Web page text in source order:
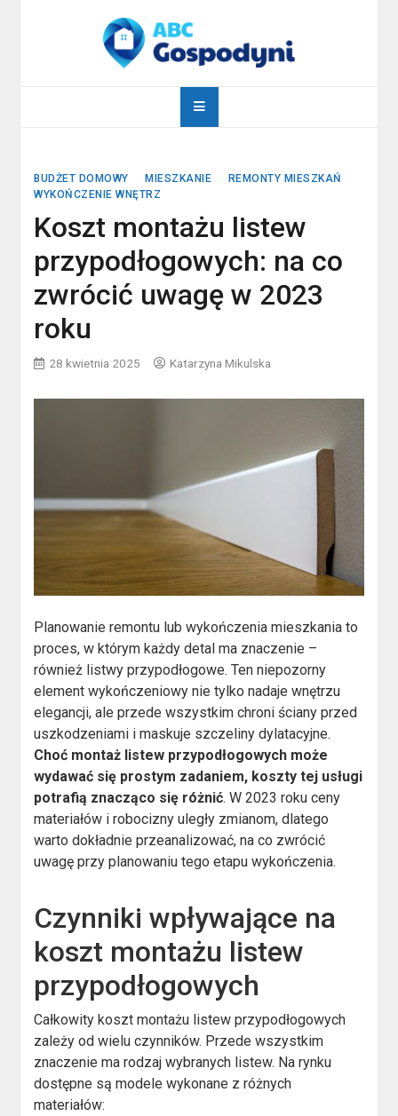
abcgospodyni.pl
BUDŻET DOMOWY MIESZKANIE
REMONTY MIESZKAŃ
WYKOŃCZENIE WNĘTRZ
Koszt montażu listew
przypodłogowych: na co
zwrócić uwagę w 2023
roku
28 kwietnia 2025 Katarzyna Mikulska
Planowanie remontu lub wykończenia mieszkania to
proces, w którym każdy detal ma znaczenie –
również listwy przypodłogowe. Ten niepozorny
element wykończeniowy nie tylko nadaje wnętrzu
elegancji, ale przede wszystkim chroni ściany przed
uszkodzeniami i maskuje szczeliny dylatacyjne.
Choć montaż listew przypodłogowych może
wydawać się prostym zadaniem, koszty tej usługi
potrafią znacząco się różnić. W 2023 roku ceny
materiałów i robocizny uległy zmianom, dlatego
warto dokładnie przeanalizować, na co zwrócić
uwagę przy planowaniu tego etapu wykończenia.
Czynniki wpływające na
koszt montażu listew
przypodłogowych
Całkowity koszt montażu listew przypodłogowych
zależy od wielu czynników. Przede wszystkim
znaczenie ma rodzaj wybranych listew. Na rynku
dostępne są modele wykonane z różnych
materiałów: